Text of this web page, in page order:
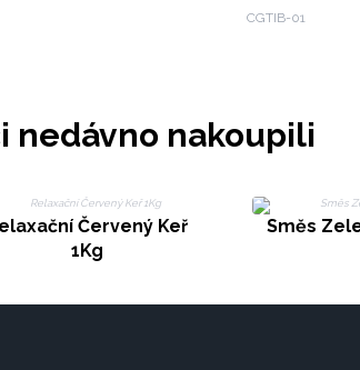
Gold -
CGTIB-01
nedávno nakoupili
Červený Keř
1Kg
Směs